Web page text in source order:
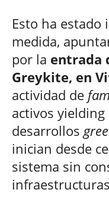
Esto ha estado
medida,
por la entrada
Greykite, en
actividad de
activos
desarrollos
inician desde
sistema sin